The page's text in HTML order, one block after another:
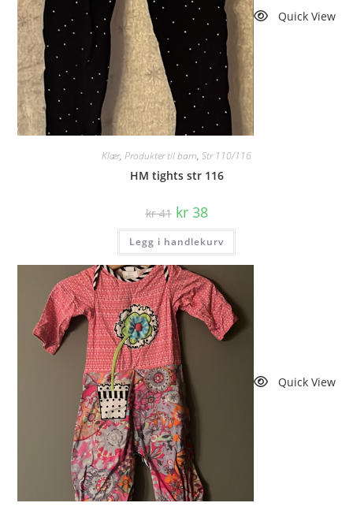
Quick View
Klær, Produkter til barn, Str 110/116
HM tights str 116
kr41 Opprinnelig
pris
var:
kr 41.
kr38Nåværende
pris
er:
kr 38.
Legg i handlekurv
Quick View